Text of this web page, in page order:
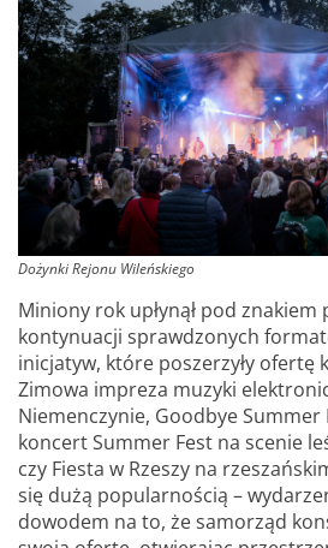
Dożynki Rejonu Wileńskiego
Miniony rok upłynął pod znakiem
kontynuacji sprawdzonych
inicjatyw, które poszerzyły ofertę
Zimowa impreza muzyki
Niemenczynie, Goodbye
koncert Summer Fest na scenie
czy Fiesta w Rzeszy na
się dużą popularnością –
dowodem na to, że samorząd